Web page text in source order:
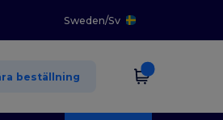
Sweden/Sv
beställning